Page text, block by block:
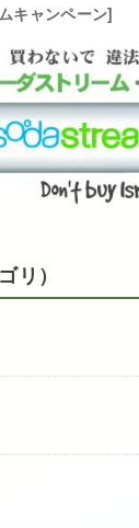
キャンペーン]
リ）